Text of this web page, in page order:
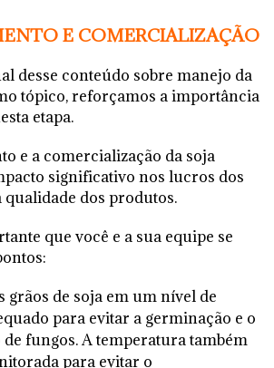
E COMERCIALIZAÇÃO
desse conteúdo sobre manejo da
tópico, reforçamos a importância
etapa.
e a comercialização da soja
significativo nos lucros dos
dos produtos.
que você e a sua equipe se
grãos de soja em um nível de
para evitar a germinação e o
fungos. A temperatura também
para evitar o